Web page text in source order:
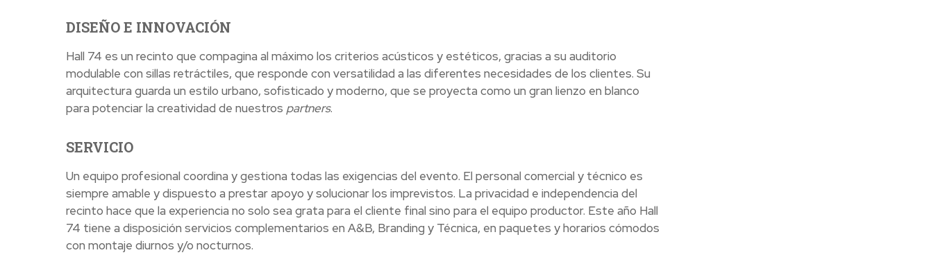
DISEÑO E INNOVACIÓN
Hall 74 es un recinto que compagina al máximo los criterios acústicos y estéticos, gracias a su auditorio
modulable con sillas retráctiles, que responde con versatilidad a las diferentes necesidades de los clientes. Su
arquitectura guarda un estilo urbano, sofisticado y moderno, que se proyecta como un gran lienzo en blanco
para potenciar la creatividad de nuestros partners.
SERVICIO
Un equipo profesional coordina y gestiona todas las exigencias del evento. El personal comercial y técnico es
siempre amable y dispuesto a prestar apoyo y solucionar los imprevistos. La privacidad e independencia del
recinto hace que la experiencia no solo sea grata para el cliente final sino para el equipo productor. Este año Hall
74 tiene a disposición servicios complementarios en A&B, Branding y Técnica, en paquetes y horarios cómodos
con montaje diurnos y/o nocturnos.